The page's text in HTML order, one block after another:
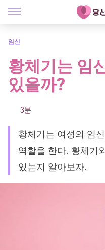
임신
황체기는 임
있을까?
3분
황체기는 여성의 임
역할을 한다. 황체기
있는지 알아보자.